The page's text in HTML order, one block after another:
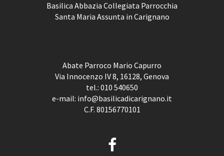
Basilica Abbazia Collegiata Parrocchia
Santa Maria Assunta in Carignano
Abate Parroco Mario Capurro
Via Innocenzo IV 8, 16128, Genova
tel.: 010 540650
e-mail: info@basilicadicarignano.it
C.F. 80156770101